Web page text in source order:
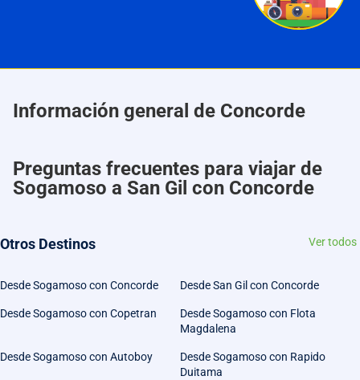
Información general de Concorde
Preguntas frecuentes para viajar de
Sogamoso a San Gil con Concorde
Otros Destinos Ver todos
Desde Sogamoso con Concorde Desde San Gil con Concorde
Desde Sogamoso con Copetran
Desde Sogamoso con Flota
Magdalena
Desde Sogamoso con Autoboy
Desde Sogamoso con Rapido
Duitama